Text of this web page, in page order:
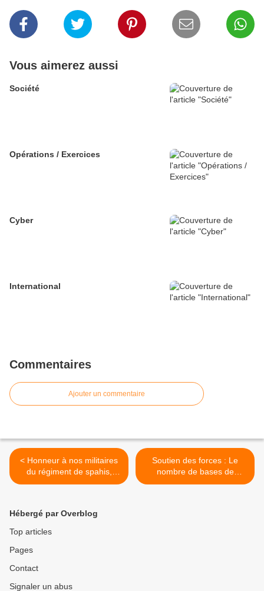
Vous aimerez aussi
Société
Opérations / Exercices
Cyber
International
Commentaires
Ajouter un commentaire
< Honneur à nos militaires
du régiment de spahis,
morts pour la France
Soutien des forces : Le
nombre de bases de
défense pourrait être réduit
Hébergé par Overblog
Top articles
Pages
Contact
Signaler un abus